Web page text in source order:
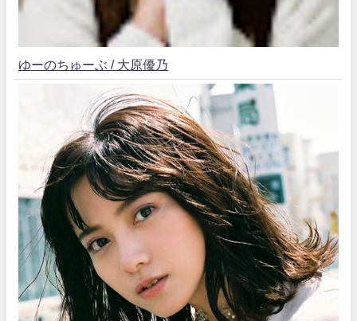
ゆーのちゅーぶ / 大原優乃